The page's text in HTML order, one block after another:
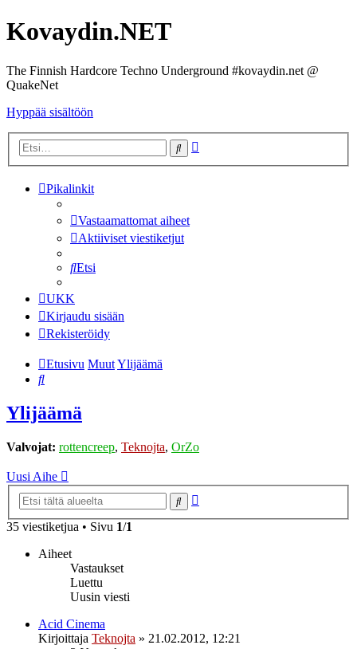
Kovaydin.NET
The Finnish Hardcore Techno Underground #kovaydin.net @
QuakeNet
Hyppää sisältöön
Etsi
Pikalinkit
Vastaamattomat aiheet
Aktiiviset viestiketjut
Etsi
UKK
Kirjaudu sisään
Rekisteröidy
Etusivu MuutYlijäämä
Etsi
Ylijäämä
Valvojat: rottencreep, Teknojta, OrZo
Uusi Aihe
Etsi
35 viestiketjua • Sivu 1/1
Aiheet
Vastaukset
Luettu
Uusin viesti
Acid Cinema
Kirjoittaja Teknojta » 21.02.2012, 12:21